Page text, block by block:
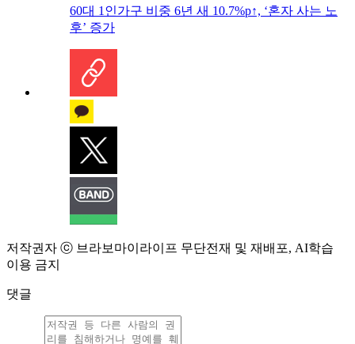
60대 1인가구 비중 6년 새 10.7%p↑, ‘혼자 사는 노
후’ 증가
저작권자 ⓒ 브라보마이라이프 무단전재 및 재배포, AI학습
이용 금지
댓글